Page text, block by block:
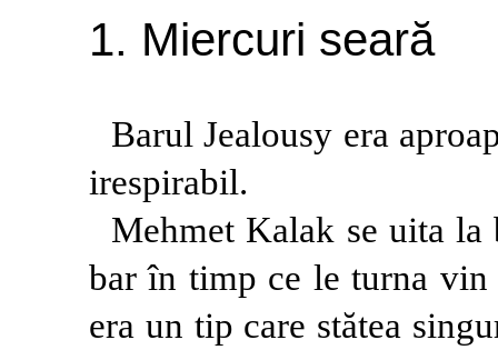
1. Miercuri seară
Barul Jealousy era
irespirabil.
Mehmet Kalak se uita la
bar în timp ce le turna
era un tip care stătea